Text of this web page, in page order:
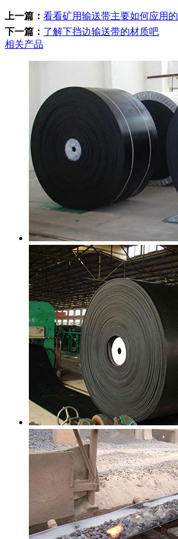
上一篇： 看看矿用输送带主要如何应用的
下一篇： 了解下挡边输送带的材质吧
相关产品